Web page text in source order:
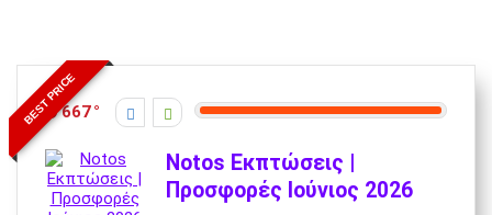
BEST PRICE
667
Notos Εκπτώσεις |
Προσφορές Ιούνιος 2026